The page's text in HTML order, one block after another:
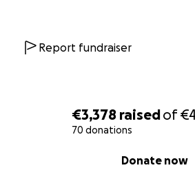
€3,378 raisedof
70 donations
Donate now
Report fundraiser